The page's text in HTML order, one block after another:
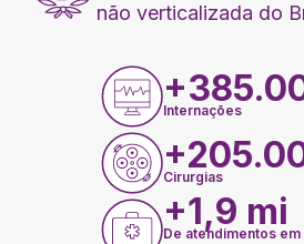
não verticalizada do
Internações
Cirurgias
+1,9 mi
De atendimentos